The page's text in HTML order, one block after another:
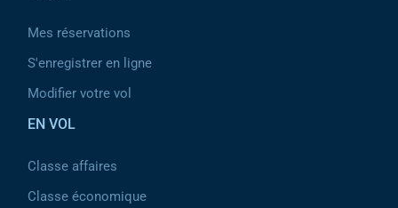
Mes réservations
S'enregistrer en ligne
Modifier votre vol
EN VOL
Classe affaires
Classe économique